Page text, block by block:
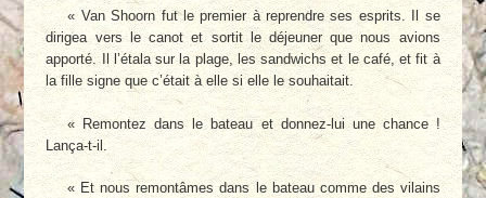
« Van Shoorn fut le premier à reprendre ses esprits. Il se
dirigea vers le canot et sortit le déjeuner que nous avions
apporté. Il l’étala sur la plage, les sandwichs et le café, et fit à
la fille signe que c’était à elle si elle le souhaitait.
« Remontez dans le bateau et donnez-lui une chance !
Lança-t-il.
« Et nous remontâmes dans le bateau comme des vilains